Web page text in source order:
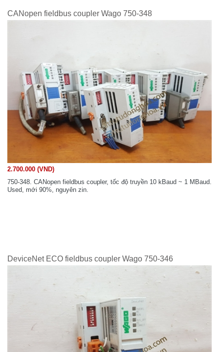
CANopen fieldbus coupler Wago 750-348
2.700.000 (VND)
750-348. CANopen fieldbus coupler, tốc độ truyền 10 kBaud ~ 1 MBaud.
Used, mới 90%, nguyên zin.
DeviceNet ECO fieldbus coupler Wago 750-346